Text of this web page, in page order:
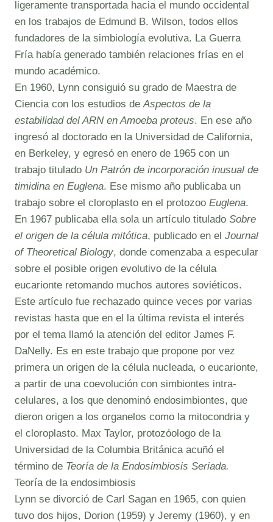
ligeramente transportada hacia el mundo occidental
en los trabajos de Edmund B. Wilson, todos ellos
fundadores de la simbiología evolutiva. La Guerra
Fría había generado también relaciones frías en el
mundo académico.
En 1960, Lynn consiguió su grado de Maestra de
Ciencia con los estudios deAspectos de la
estabilidad del ARN en Amoeba proteus. En ese año
ingresó al doctorado en la Universidad de California,
en Berkeley, y egresó en enero de 1965 con un
trabajo titulado Un Patrón de incorporación inusual de
timidina en Euglena. Ese mismo año publicaba un
trabajo sobre el cloroplasto en el protozoo Euglena.
En 1967 publicaba ella sola un artículo titulado Sobre
el origen de la célula mitótica, publicado en el Journal
of Theoretical Biology, donde comenzaba a especular
sobre el posible origen evolutivo de la célula
eucarionte retomando muchos autores soviéticos.
Este artículo fue rechazado quince veces por varias
revistas hasta que en el la última revista el interés
por el tema llamó la atención del editor James F.
DaNelly. Es en este trabajo que propone por vez
primera un origen de la célula nucleada, o eucarionte,
a partir de una coevolución con simbiontes intra-
celulares, a los que denominó endosimbiontes, que
dieron origen a los organelos como la mitocondria y
el cloroplasto. Max Taylor, protozóologo de la
Universidad de la Columbia Británica acuñó el
término de Teoría de la Endosimbiosis Seriada.
Teoría de la endosimbiosis
Lynn se divorció de Carl Sagan en 1965, con quien
tuvo dos hijos, Dorion (1959) y Jeremy (1960), y en